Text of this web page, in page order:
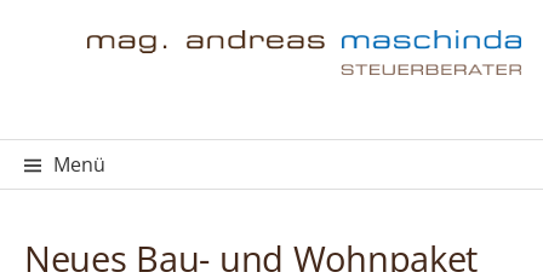
Menü
Neues Bau- und Wohnpaket